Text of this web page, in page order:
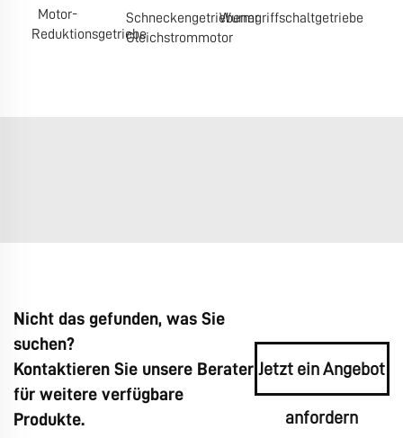
Motor-
Reduktionsgetriebe
Schneckengetriebener
Gleichstrommotor
Wurmgriffschaltgetriebe
Nicht das gefunden, was Sie
suchen?
Kontaktieren Sie unsere Berater
für weitere verfügbare
Produkte.
Jetzt ein Angebot
anfordern